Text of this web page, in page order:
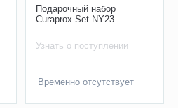
Подарочный набор
Curaprox Set NY23
Узнать о поступлении
Временно отсутствует